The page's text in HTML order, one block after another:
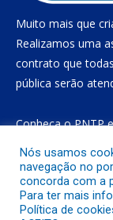
Muito mais que
Realizamos uma
contrato que
pública serão
Conheça oPNTP
Todos os
Nós usamos
navegação no
concorda com a
Para ter mais
Política de